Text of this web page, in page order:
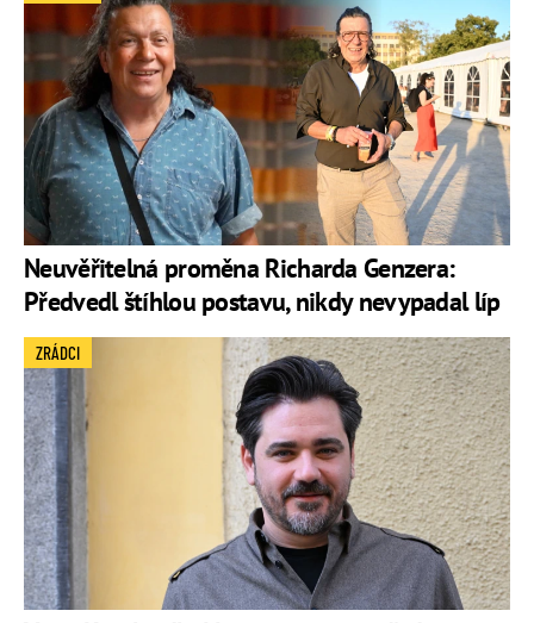
Neuvěřitelná proměna Richarda Genzera:
Předvedl štíhlou postavu, nikdy nevypadal líp
ZRÁDCI